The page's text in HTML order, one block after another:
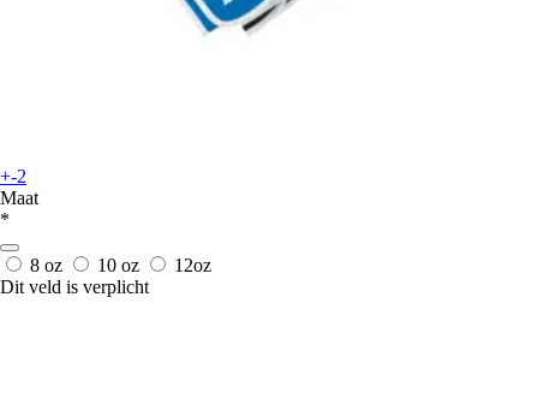
+-2
Maat
*
8 oz 10 oz
12oz
Dit veld is verplicht